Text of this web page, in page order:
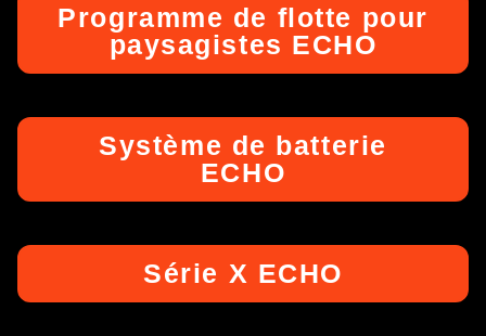
Programme de flotte pour
paysagistes ECHO
Système de batterie
ECHO
Série X ECHO